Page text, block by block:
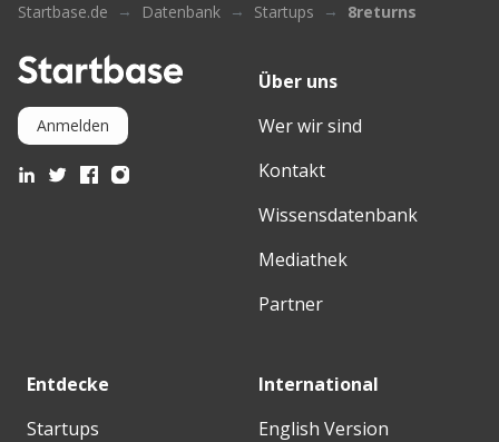
Startbase.de Datenbank Startups 8returns
Anmelden
Über uns
Wer wir sind
Kontakt
Wissensdatenbank
Mediathek
Partner
Entdecke
Startups
International
English Version